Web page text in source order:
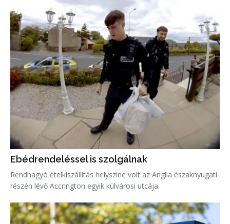
Ebédrendeléssel is szolgálnak
Rendhagyó ételkiszállítás helyszíne volt az Anglia északnyugati
részén lévő Accrington egyik külvárosi utcája.